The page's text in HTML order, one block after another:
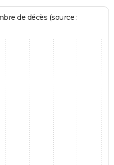
de décès (source :